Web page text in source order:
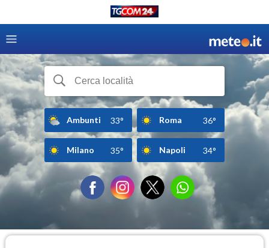
Ambunti 33° Roma 36°
Milano 35° Napoli 34°